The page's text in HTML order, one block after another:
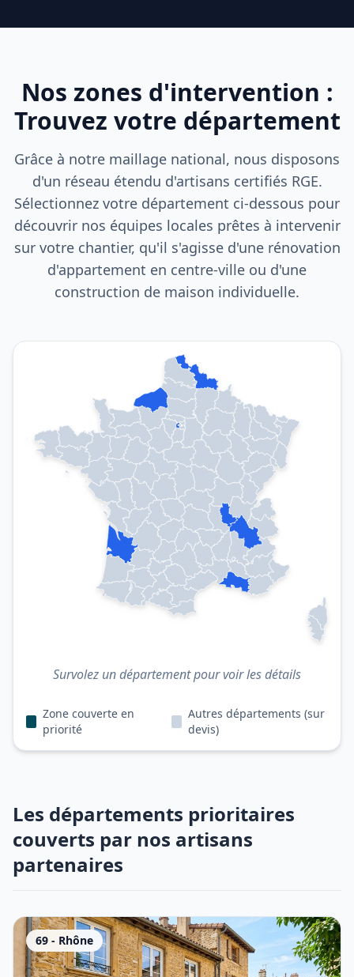
Nos zones d'intervention :
Trouvez votre département
Grâce à notre maillage national, nous disposons
d'un réseau étendu d'artisans certifiés RGE.
Sélectionnez votre département ci-dessous pour
découvrir nos équipes locales prêtes à intervenir
sur votre chantier, qu'il s'agisse d'une rénovation
d'appartement en centre-ville ou d'une
construction de maison individuelle.
Survolez un département pour voir les détails
Zone couverte en
priorité
Autres départements (sur
devis)
Les départements prioritaires
couverts par nos artisans
partenaires
69 - Rhône